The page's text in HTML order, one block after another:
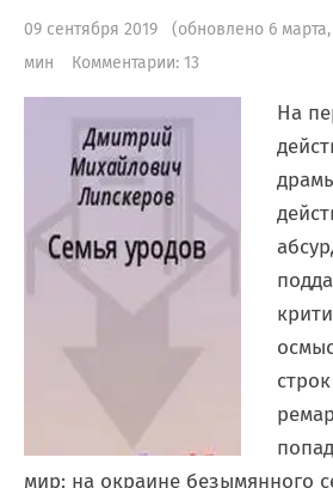
09 сентября 2019 (обновлено 6
мин
Комментарии: 13
На
мир: на окраине безымянного